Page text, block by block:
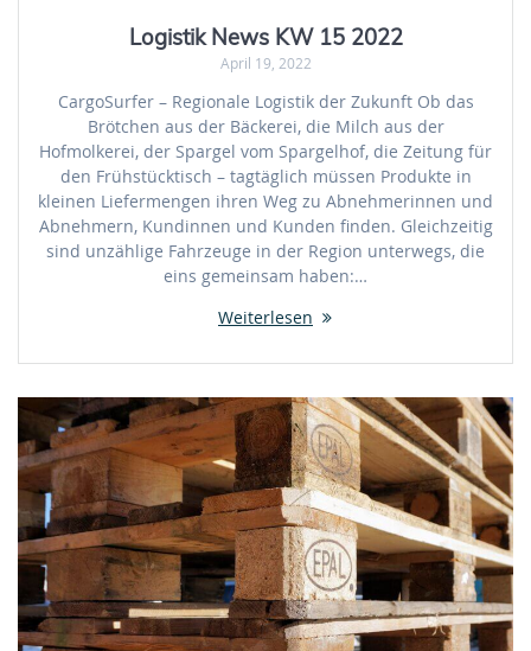
Logistik News KW 15 2022
April 19, 2022
CargoSurfer – Regionale Logistik der Zukunft Ob das
Brötchen aus der Bäckerei, die Milch aus der
Hofmolkerei, der Spargel vom Spargelhof, die Zeitung für
den Frühstücktisch – tagtäglich müssen Produkte in
kleinen Liefermengen ihren Weg zu Abnehmerinnen und
Abnehmern, Kundinnen und Kunden finden. Gleichzeitig
sind unzählige Fahrzeuge in der Region unterwegs, die
eins gemeinsam haben:…
Weiterlesen